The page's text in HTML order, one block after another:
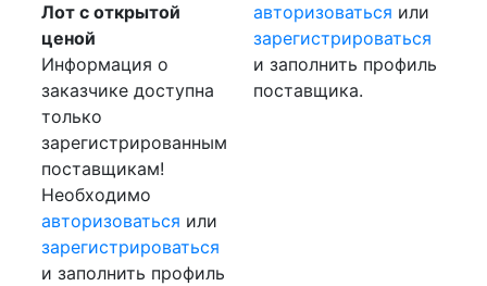
Лот с открытой
ценой
Информация о
заказчике доступна
только
зарегистрированным
поставщикам!
Необходимо
авторизоваться или
зарегистрироваться
и заполнить профиль
авторизоваться или
зарегистрироваться
и заполнить профиль
поставщика.